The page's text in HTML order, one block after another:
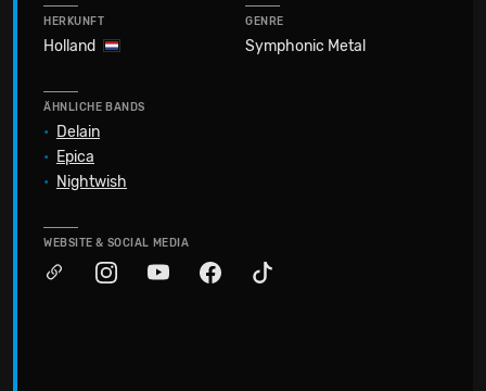
HERKUNFT
Holland
GENRE
Symphonic Metal
ÄHNLICHE BANDS
• Delain
• Epica
• Nightwish
WEBSITE & SOCIAL MEDIA